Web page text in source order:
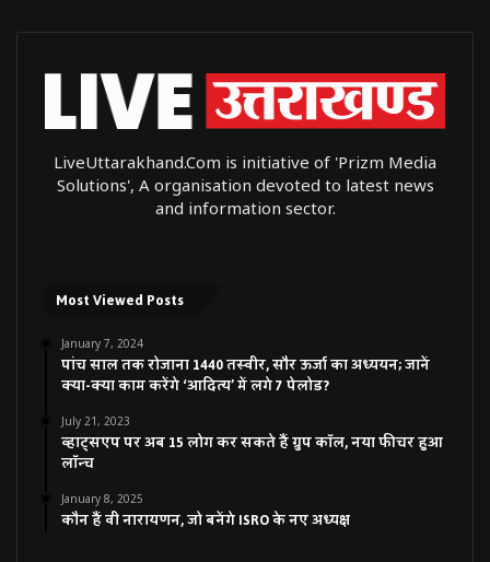
LiveUttarakhand.Com is initiative of 'Prizm Media
Solutions', A organisation devoted to latest news
and information sector.
Most Viewed Posts
January 7, 2024
पांच साल तक रोजाना 1440 तस्वीर, सौर ऊर्जा का अध्ययन; जानें
क्या-क्या काम करेंगे ‘आदित्य’ में लगे 7 पेलोड?
July 21, 2023
व्हाट्सएप पर अब 15 लोग कर सकते हैं ग्रुप कॉल, नया फीचर हुआ
लॉन्च
January 8, 2025
कौन हैं वी नारायणन, जो बनेंगे ISRO के नए अध्यक्ष